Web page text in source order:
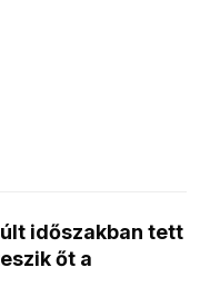
időszakban tett
őt a